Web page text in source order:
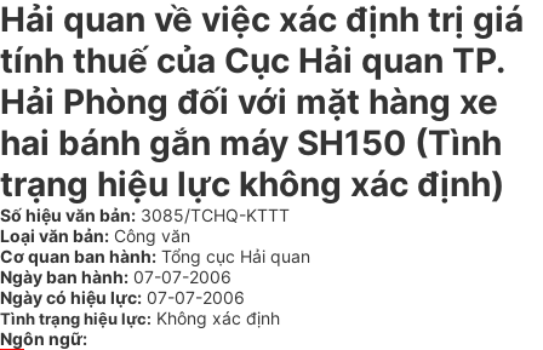
Hải quan về việc xác định trị giá
tính thuế của Cục Hải quan TP.
Hải Phòng đối với mặt hàng xe
hai bánh gắn máy SH150 (Tình
trạng hiệu lực không xác định)
Số hiệu văn bản: 3085/TCHQ-KTTT
Loại văn bản: Công văn
Cơ quan ban hành: Tổng cục Hải quan
Ngày ban hành: 07-07-2006
Ngày có hiệu lực: 07-07-2006
Tình trạng hiệu lực: Không xác định
Ngôn ngữ: